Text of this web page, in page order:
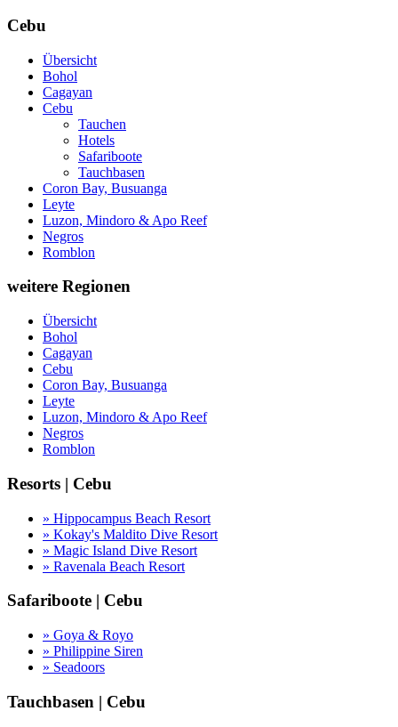
Cebu
Übersicht
Bohol
Cagayan
Cebu
Tauchen
Hotels
Safariboote
Tauchbasen
Coron Bay, Busuanga
Leyte
Luzon, Mindoro & Apo Reef
Negros
Romblon
weitere Regionen
Übersicht
Bohol
Cagayan
Cebu
Coron Bay, Busuanga
Leyte
Luzon, Mindoro & Apo Reef
Negros
Romblon
Resorts | Cebu
» Hippocampus Beach Resort
» Kokay's Maldito Dive Resort
» Magic Island Dive Resort
» Ravenala Beach Resort
Safariboote | Cebu
» Goya & Royo
» Philippine Siren
» Seadoors
Tauchbasen | Cebu